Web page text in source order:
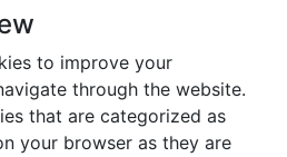
to improve your
through the website.
that are categorized as
your browser as they are